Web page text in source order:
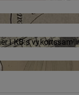
i KB:s